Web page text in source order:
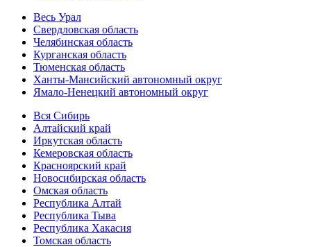
Весь Урал
Свердловская область
Челябинская область
Курганская область
Тюменская область
Ханты-Мансийский автономный округ
Ямало-Ненецкий автономный округ
Вся Сибирь
Алтайский край
Иркутская область
Кемеровская область
Красноярский край
Новосибирская область
Омская область
Республика Алтай
Республика Тыва
Республика Хакасия
Томская область